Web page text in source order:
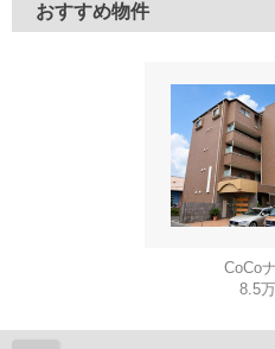
おすすめ物件
CoCo
8.5